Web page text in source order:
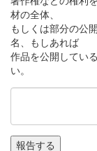
材の全体、
もしくは部分の公
名、もしあれば
作品を公開してい
い。